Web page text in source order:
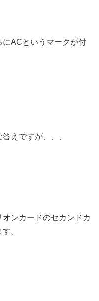
ACというマークが付
えですが、、、
ンカードのセカンドカ
。